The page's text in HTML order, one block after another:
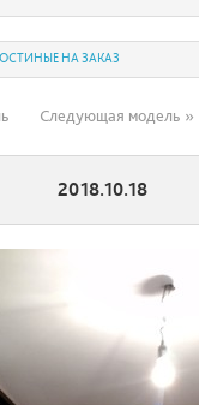
НА ЗАКАЗ
Следующая модель »
2018.10.18